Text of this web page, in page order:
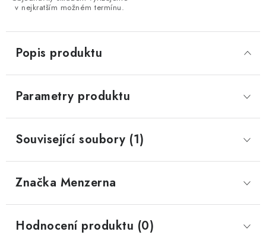
v nejkratším možném termínu.
Popis produktu
Parametry produktu
Související soubory (1)
Značka Menzerna
Hodnocení produktu (0)